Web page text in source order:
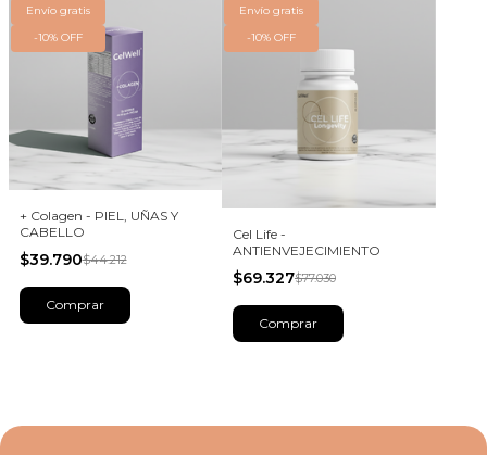
Envío gratis
-10% OFF
+ Colagen - PIEL, UÑAS Y
CABELLO
$39.790$44.212
Envío gratis
-10% OFF
Cel Life -
ANTIENVEJECIMIENTO
$69.327$77.030